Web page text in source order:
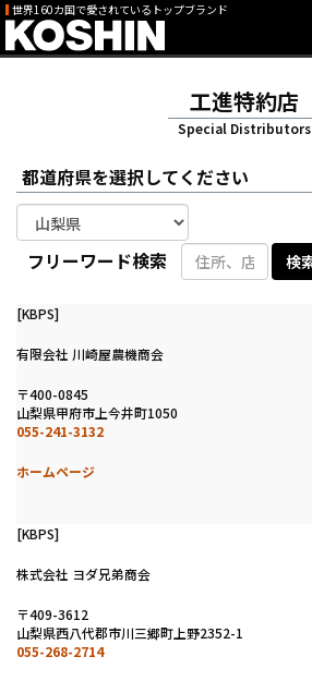
世界160カ国で愛されているトップブランド
工進特約店
Special Distributors
都道府県を選択してください
フリーワード検索
[KBPS]
有限会社 川崎屋農機商会
〒400-0845
山梨県甲府市上今井町1050
055-241-3132
ホームページ
[KBPS]
株式会社 ヨダ兄弟商会
〒409-3612
山梨県西八代郡市川三郷町上野2352-1
055-268-2714